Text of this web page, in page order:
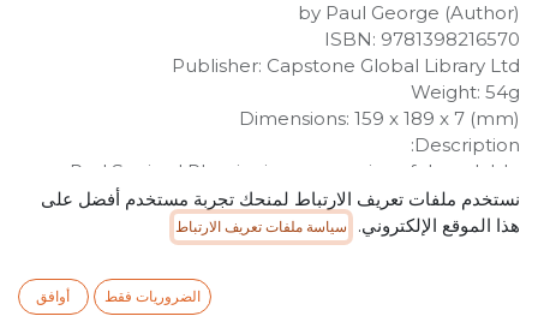
by Paul George (Author)
ISBN: 9781398216570
Publisher: Capstone Global Library Ltd
Weight: 54g
Dimensions: 159 x 189 x 7 (mm)
Description:
Red Squirrel Phonics is a new series of decodable
readers from Raintree, packed with real stories using
words that children can read. The programme teaches
children phonics skills in a sequential and systematic
way so that they can learn the sounds (phonemes) and
the letters that represent them (graphemes) and then
نستخدم ملفات تعريف الارتباط لمنحك تجربة مستخدم أفضل على
هذا الموقع الإلكتروني.
سياسة ملفات تعريف الارتباط
الضروريات فقط أوافق